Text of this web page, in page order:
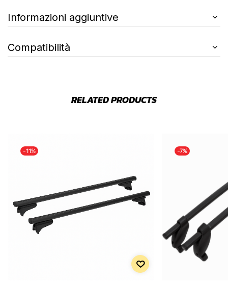
Informazioni aggiuntive
Compatibilità
RELATED PRODUCTS
-11% -7%